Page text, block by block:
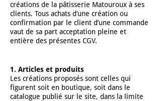
créations de la pâtisserie Matouroux à ses
clients. Tous achats d’une création ou
confirmation par le client d’une commande
vaut de sa part acceptation pleine et
entière des présentes CGV.
1. Articles et produits
Les créations proposés sont celles qui
figurent soit en boutique, soit dans le
catalogue publié sur le site, dans la limite